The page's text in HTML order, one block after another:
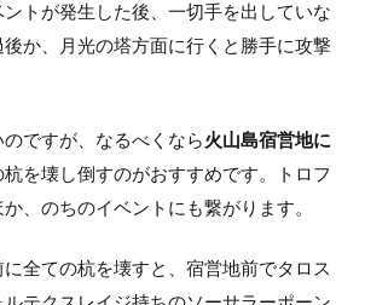
トが発生した後、一切手を出していな
後か、月光の塔方面に行くと勝手に攻撃
ですが、なるべくなら火山島宿営地に
杭を壊し倒すのがおすすめです。トロフ
、のちのイベントにも繋がります。
全ての杭を壊すと、宿営地前でタロス